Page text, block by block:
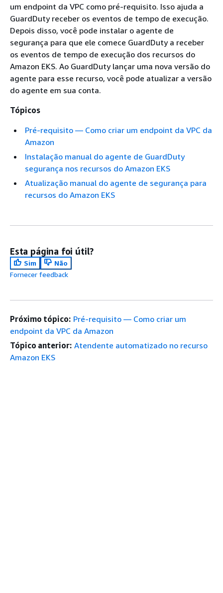
um endpoint da VPC como pré-requisito. Isso ajuda a
GuardDuty receber os eventos de tempo de execução.
Depois disso, você pode instalar o agente de
segurança para que ele comece GuardDuty a receber
os eventos de tempo de execução dos recursos do
Amazon EKS. Ao GuardDuty lançar uma nova versão do
agente para esse recurso, você pode atualizar a versão
do agente em sua conta.
Tópicos
Pré-requisito — Como criar um endpoint da VPC da
Amazon
Instalação manual do agente de GuardDuty
segurança nos recursos do Amazon EKS
Atualização manual do agente de segurança para
recursos do Amazon EKS
Esta página foi útil?
Sim
Não
Fornecer feedback
Próximo tópico: Pré-requisito — Como criar um
endpoint da VPC da Amazon
Tópico anterior: Atendente automatizado no recurso
Amazon EKS